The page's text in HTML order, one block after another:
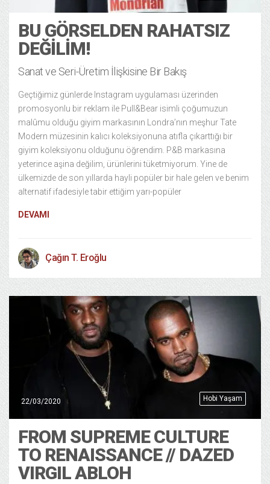
BU GÖRSELDEN RAHATSIZ
DEĞILIM!
Sanat ve Seri-Üretim İlişkisine Bir Bakış
Geçtiğimiz günlerde Instagram uygulaması üzerinden
promosyonlu bir reklam ile Pull&Bear isimli çoğumuzun
malûmu olduğu giyim markasının Londra’nın meşhur Tate
Modern müzesinin kalıcı koleksiyonuna atıfla çıkarttığı bir
giyim koleksiyonu olduğunu öğrendim. P&B markasına
yeterince aşina değilim, ürünlerini tüketmiyorum. Yine de
ülkemizde de son yıllarda hayli popüler bir hale gelen ve benim
alternatif ifadesiyle tabir ettiğim yarı-popüler
DEVAMI
Çağın T. Eroğlu
Hobi Yaşam
22/03/2020
FROM SUPREME CULTURE
TO RENAISSANCE // DAZED
VIRGIL ABLOH